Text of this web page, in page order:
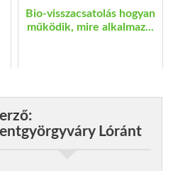
Bio-visszacsatolás hogyan
működik, mire alkalmaz...
Lóránt